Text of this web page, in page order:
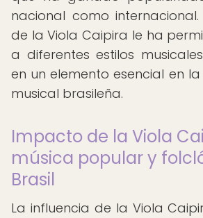
nacional como
de la Viola Caipira le ha
a diferentes estilos
en un elemento esencial en
musical brasileña.
Impacto de la Viola
música popular y
Brasil
La influencia de la Viola